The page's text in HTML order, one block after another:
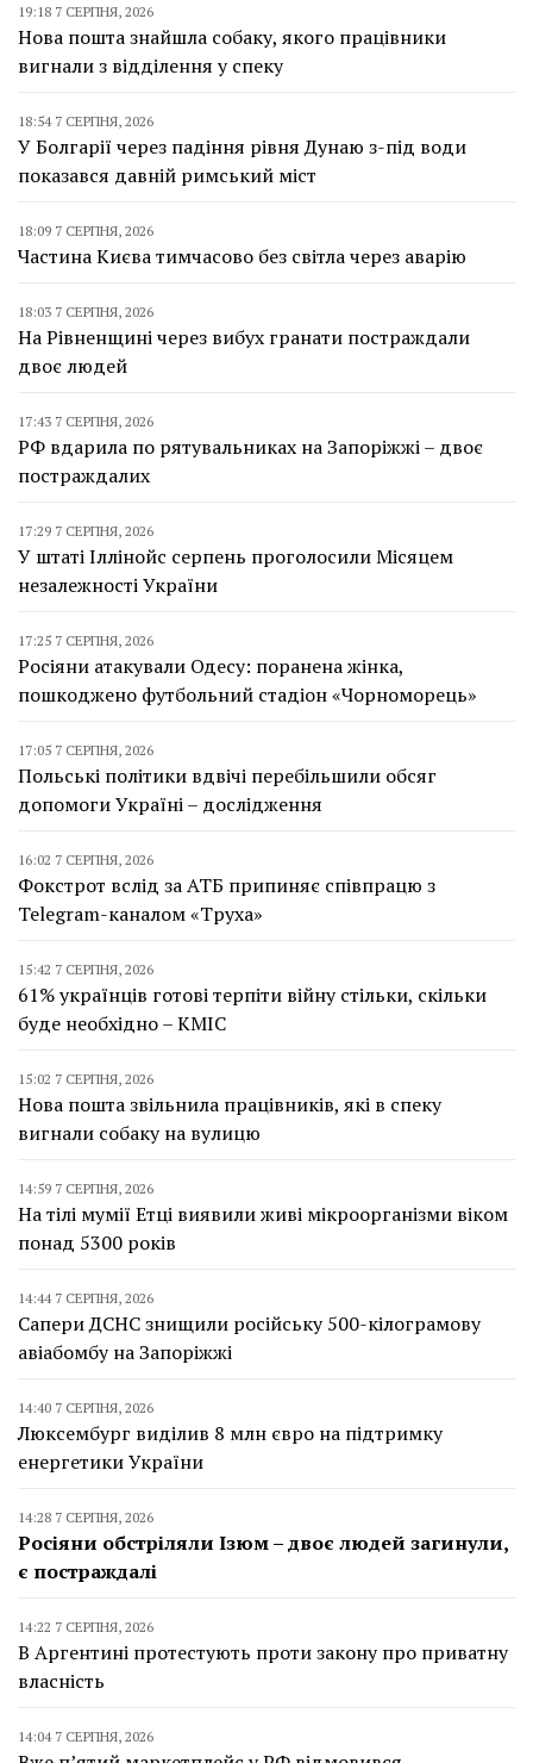
19:18 7 СЕРПНЯ, 2026
Нова пошта знайшла собаку, якого працівники
вигнали з відділення у спеку
18:54 7 СЕРПНЯ, 2026
У Болгарії через падіння рівня Дунаю з-під води
показався давній римський міст
18:09 7 СЕРПНЯ, 2026
Частина Києва тимчасово без світла через аварію
18:03 7 СЕРПНЯ, 2026
На Рівненщині через вибух гранати постраждали
двоє людей
17:43 7 СЕРПНЯ, 2026
РФ вдарила по рятувальниках на Запоріжжі – двоє
постраждалих
17:29 7 СЕРПНЯ, 2026
У штаті Іллінойс серпень проголосили Місяцем
незалежності України
17:25 7 СЕРПНЯ, 2026
Росіяни атакували Одесу: поранена жінка,
пошкоджено футбольний стадіон «Чорноморець»
17:05 7 СЕРПНЯ, 2026
Польські політики вдвічі перебільшили обсяг
допомоги Україні – дослідження
16:02 7 СЕРПНЯ, 2026
Фокстрот вслід за АТБ припиняє співпрацю з
Telegram-каналом «Труха»
15:42 7 СЕРПНЯ, 2026
61% українців готові терпіти війну стільки, скільки
буде необхідно – КМІС
15:02 7 СЕРПНЯ, 2026
Нова пошта звільнила працівників, які в спеку
вигнали собаку на вулицю
14:59 7 СЕРПНЯ, 2026
На тілі мумії Етці виявили живі мікроорганізми віком
понад 5300 років
14:44 7 СЕРПНЯ, 2026
Сапери ДСНС знищили російську 500-кілограмову
авіабомбу на Запоріжжі
14:40 7 СЕРПНЯ, 2026
Люксембург виділив 8 млн євро на підтримку
енергетики України
14:28 7 СЕРПНЯ, 2026
Росіяни обстріляли Ізюм – двоє людей загинули,
є постраждалі
14:22 7 СЕРПНЯ, 2026
В Аргентині протестують проти закону про приватну
власність
14:04 7 СЕРПНЯ, 2026